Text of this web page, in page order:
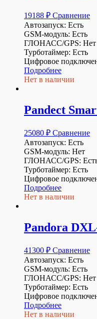
19188 ₽ Сравнение
Автозапуск: Есть
GSM-модуль: Есть
ГЛОНАСС/GPS: Нет
Турботаймер: Есть
Цифровое
Подробнее
Нет в наличии
Pandect
25080 ₽ Сравнение
Автозапуск: Есть
GSM-модуль: Нет
ГЛОНАСС/GPS:
Турботаймер: Есть
Цифровое
Подробнее
Нет в наличии
Pandora
41300 ₽ Сравнение
Автозапуск: Есть
GSM-модуль: Есть
ГЛОНАСС/GPS: Нет
Турботаймер: Есть
Цифровое
Подробнее
Нет в наличии